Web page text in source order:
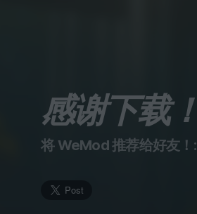
感谢下载！
将 WeMod 推荐给好友！: